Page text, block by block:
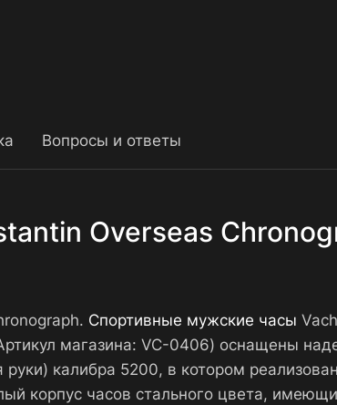
Вопросы и ответы
Overseas
Спортивные мужские часы
магазина: VC-0406) оснащены
калибра 5200, в котором
корпус часов стального цвета,